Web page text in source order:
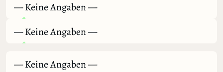
— Keine Angaben —
— Keine Angaben —
— Keine Angaben —